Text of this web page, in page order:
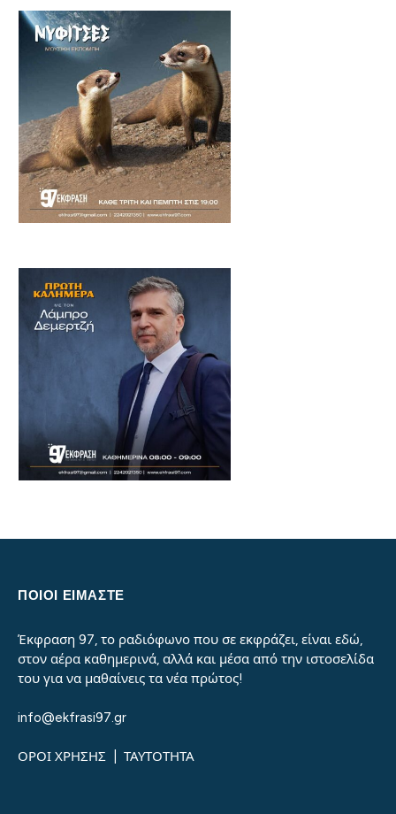
ΠΟΙΟΙ ΕΙΜΑΣΤΕ
Έκφραση 97, το ραδιόφωνο που σε εκφράζει, είναι εδώ,
στον αέρα καθημερινά, αλλά και μέσα από την ιστοσελίδα
του για να μαθαίνεις τα νέα πρώτος!
info@ekfrasi97.gr
ΟΡΟΙ ΧΡΗΣΗΣ ΤΑΥΤΟΤΗΤΑ